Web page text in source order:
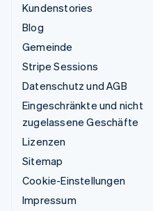
Kundenstories
Blog
Gemeinde
Stripe Sessions
Datenschutz und AGB
Eingeschränkte und nicht
zugelassene Geschäfte
Lizenzen
Sitemap
Cookie-Einstellungen
Impressum